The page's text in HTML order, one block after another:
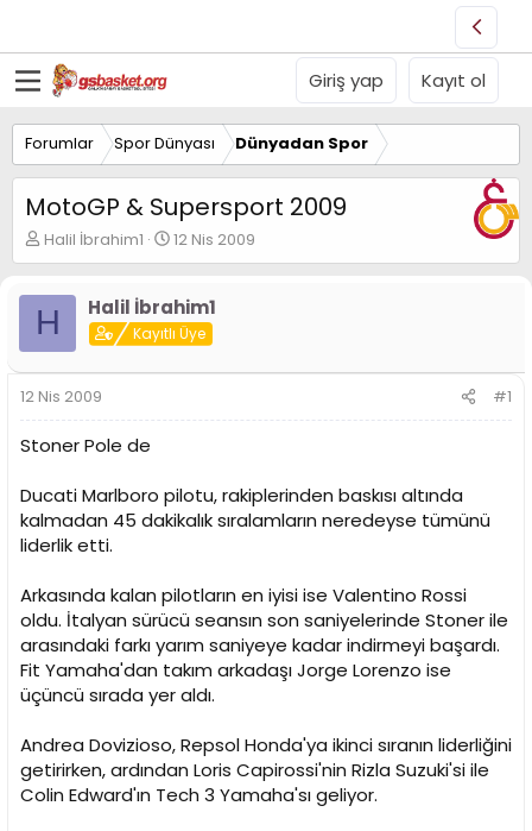
Giriş yap Kayıt ol
Forumlar Spor Dünyası Dünyadan Spor
MotoGP & Supersport 2009
K
o
u
y
B
a
ş
a
a
n
Halil İbrahim1
B
a
l
a
n
g
i
h
12 Nis 2009
H Halil İbrahim1
Kayıtlı Üye
12 Nis 2009 #1
Stoner Pole de
Ducati Marlboro pilotu, rakiplerinden baskısı altında
kalmadan 45 dakikalık sıralamların neredeyse tümünü
liderlik etti.
Arkasında kalan pilotların en iyisi ise Valentino Rossi
oldu. İtalyan sürücü seansın son saniyelerinde Stoner ile
arasındaki farkı yarım saniyeye kadar indirmeyi başardı.
Fit Yamaha'dan takım arkadaşı Jorge Lorenzo ise
üçüncü sırada yer aldı.
Andrea Dovizioso, Repsol Honda'ya ikinci sıranın liderliğini
getirirken, ardından Loris Capirossi'nin Rizla Suzuki'si ile
Colin Edward'ın Tech 3 Yamaha'sı geliyor.